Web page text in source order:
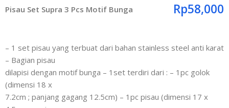
Pisau Set Supra 3 Pcs Motif Bunga
Rp58,000
– 1 set pisau yang terbuat dari bahan stainless steel anti karat
– Bagian pisau
dilapisi dengan motif bunga – 1set terdiri dari : – 1pc golok
(dimensi 18 x
7.2cm ; panjang gagang 12.5cm) – 1pc pisau (dimensi 17 x